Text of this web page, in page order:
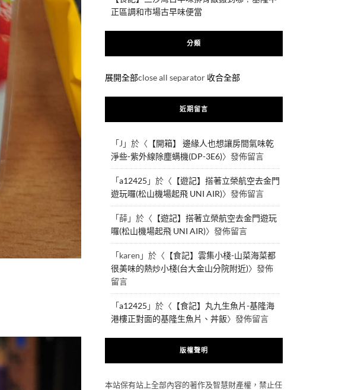
正區調和市場古早味便當
分類
展開全部close all separator 收合全部
近期留言
「J 」於〈 【開箱】 邊緣人也想讓房間氣味乾
淨些-紫外線除塵螨機(DP-3E6)〉發佈留言
「a12425 」於〈 【遊記】搭著立榮航空去金門
遊玩囉(松山機場起飛 UNI AIR)〉發佈留言
「薛」於〈 【遊記】搭著立榮航空去金門遊玩
囉(松山機場起飛 UNI AIR)〉發佈留言
「karen 」於〈 【食記】雲集小棧-山菜海菜都
很美味的熱炒小棧(台大金山分院附近)〉發佈
留言
「a12425 」於〈 【食記】丸九生魚片-基隆海
港樓正對面的基隆生魚片、丼飯〉發佈留言
版權聲明
本站保有站上全部內容的著作及智慧財產權，禁止任